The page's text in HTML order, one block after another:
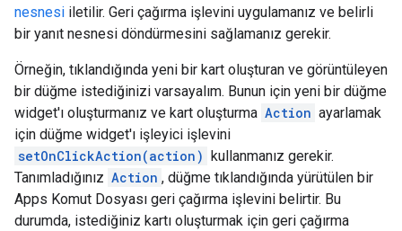
nesnesi iletilir. Geri çağırma işlevini uygulamanız ve belirli
bir yanıt nesnesi döndürmesini sağlamanız gerekir.
Örneğin, tıklandığında yeni bir kart oluşturan ve görüntüleyen
bir düğme istediğinizi varsayalım. Bunun için yeni bir düğme
widget'ı oluşturmanız ve kart oluşturma Action ayarlamak
için düğme widget'ı işleyici işlevini
setOnClickAction(action) kullanmanız gerekir.
Tanımladığınız Action , düğme tıklandığında yürütülen bir
Apps Komut Dosyası geri çağırma işlevini belirtir. Bu
durumda, istediğiniz kartı oluşturmak için geri çağırma